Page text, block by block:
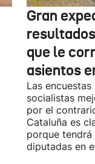
Gran
que le
asientos
Las
socialistas
por el
Cataluña es
porque
diputadas en